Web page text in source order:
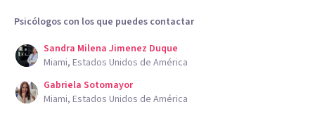
Psicólogos con los que puedes contactar
Sandra Milena Jimenez Duque
Miami, Estados Unidos de América
Gabriela Sotomayor
Miami, Estados Unidos de América